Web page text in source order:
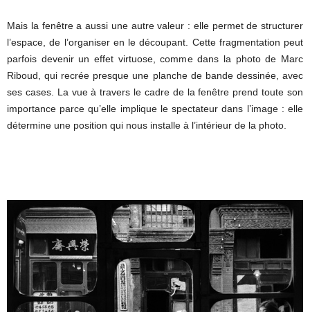
Mais la fenêtre a aussi une autre valeur : elle permet de structurer
l’espace, de l’organiser en le découpant. Cette fragmentation peut
parfois devenir un effet virtuose, comme dans la photo de Marc
Riboud, qui recrée presque une planche de bande dessinée, avec
ses cases. La vue à travers le cadre de la fenêtre prend toute son
importance parce qu’elle implique le spectateur dans l’image : elle
détermine une position qui nous installe à l’intérieur de la photo.